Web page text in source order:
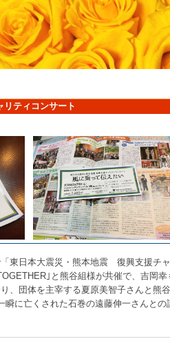
リティコンサート
東日本大震災・熊本地震 復興支援チ
｣と熊谷組様が共催で、吉岡
、団体を主宰する夏原美智子さんと熊
に亡くされた石巻の遠藤伸一さんと